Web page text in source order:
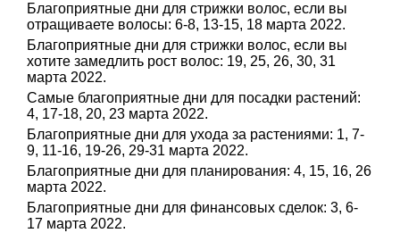
Благоприятные дни для стрижки волос, если вы
отращиваете волосы: 6-8, 13-15, 18 марта 2022.
Благоприятные дни для стрижки волос, если вы
хотите замедлить рост волос: 19, 25, 26, 30, 31
марта 2022.
Самые благоприятные дни для посадки растений:
4, 17-18, 20, 23 марта 2022.
Благоприятные дни для ухода за растениями: 1, 7-
9, 11-16, 19-26, 29-31 марта 2022.
Благоприятные дни для планирования: 4, 15, 16, 26
марта 2022.
Благоприятные дни для финансовых сделок: 3, 6-
17 марта 2022.